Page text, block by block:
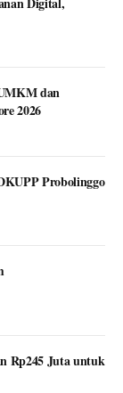
dan
2026
Probolinggo
Rp245 Juta untuk